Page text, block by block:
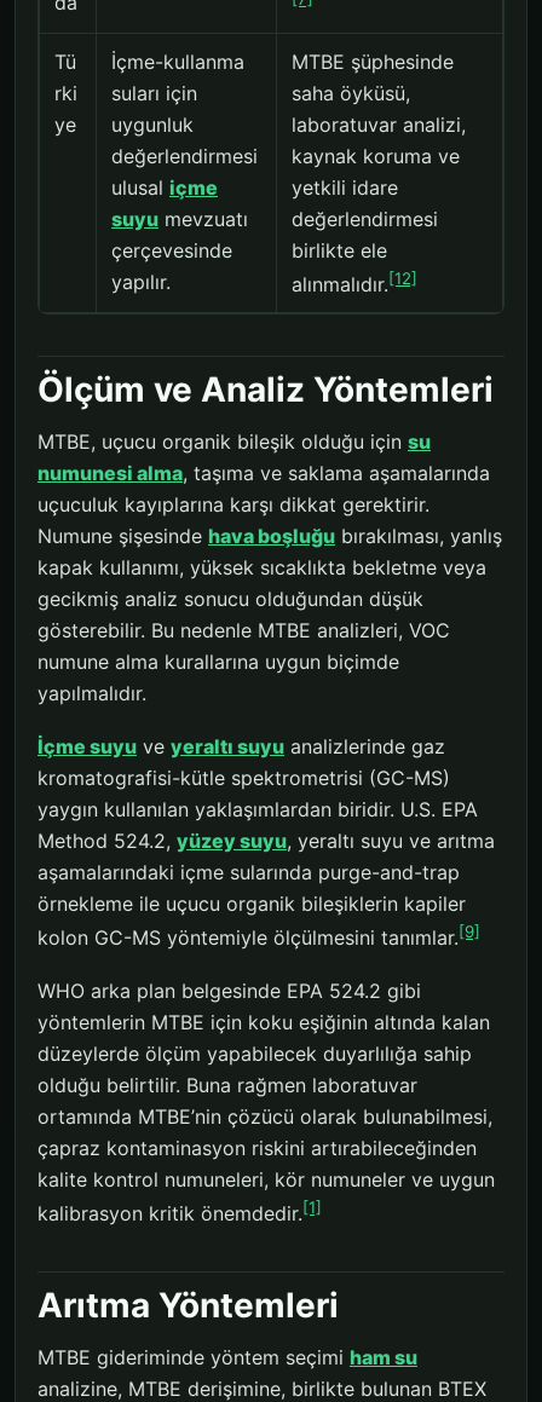
Tü
rki
ye
İçme-kullanma
suları için
uygunluk
değerlendirmesi
ulusal içme
suyu mevzuatı
çerçevesinde
yapılır.
MTBE şüphesinde
saha öyküsü,
laboratuvar analizi,
kaynak koruma ve
yetkili idare
değerlendirmesi
birlikte ele
alınmalıdır.[12]
Ölçüm ve Analiz Yöntemleri
MTBE, uçucu organik bileşik olduğu için su
numunesi alma, taşıma ve saklama aşamalarında
uçuculuk kayıplarına karşı dikkat gerektirir.
Numune şişesinde hava boşluğu bırakılması, yanlış
kapak kullanımı, yüksek sıcaklıkta bekletme veya
gecikmiş analiz sonucu olduğundan düşük
gösterebilir. Bu nedenle MTBE analizleri, VOC
numune alma kurallarına uygun biçimde
yapılmalıdır.
İçme suyu ve yeraltı suyu analizlerinde gaz
kromatografisi-kütle spektrometrisi (GC-MS)
yaygın kullanılan yaklaşımlardan biridir. U.S. EPA
Method 524.2, yüzey suyu, yeraltı suyu ve arıtma
aşamalarındaki içme sularında purge-and-trap
örnekleme ile uçucu organik bileşiklerin kapiler
kolon GC-MS yöntemiyle ölçülmesini tanımlar.[9]
WHO arka plan belgesinde EPA 524.2 gibi
yöntemlerin MTBE için koku eşiğinin altında kalan
düzeylerde ölçüm yapabilecek duyarlılığa sahip
olduğu belirtilir. Buna rağmen laboratuvar
ortamında MTBE’nin çözücü olarak bulunabilmesi,
çapraz kontaminasyon riskini artırabileceğinden
kalite kontrol numuneleri, kör numuneler ve uygun
kalibrasyon kritik önemdedir.[1]
Arıtma Yöntemleri
MTBE gideriminde yöntem seçimi ham su
analizine, MTBE derişimine, birlikte bulunan BTEX